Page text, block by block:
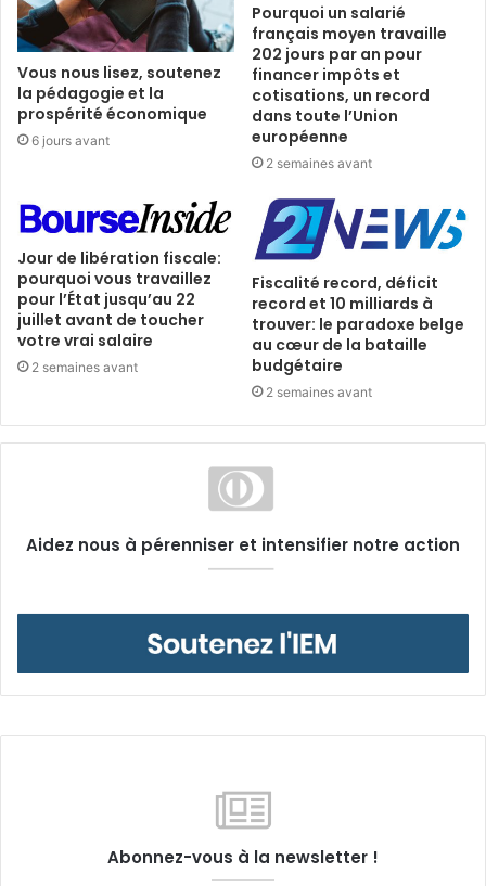
Vous nous lisez, soutenez
la pédagogie et la
prospérité économique
6 jours avant
Pourquoi un salarié
français moyen travaille
202 jours par an pour
financer impôts et
cotisations, un record
dans toute l’Union
européenne
2 semaines avant
Jour de libération fiscale:
pourquoi vous travaillez
pour l’État jusqu’au 22
juillet avant de toucher
votre vrai salaire
2 semaines avant
Fiscalité record, déficit
record et 10 milliards à
trouver: le paradoxe belge
au cœur de la bataille
budgétaire
2 semaines avant
Aidez nous à pérenniser et intensifier notre action
Abonnez-vous à la newsletter !